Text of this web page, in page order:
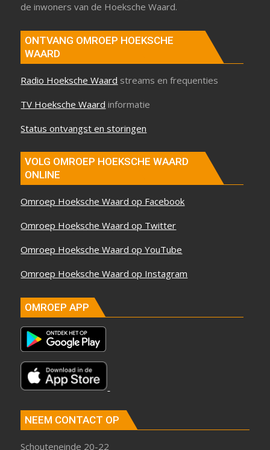
de inwoners van de Hoeksche Waard.
ONTVANG OMROEP HOEKSCHE
WAARD
Radio Hoeksche Waard streams en frequenties
TV Hoeksche Waard informatie
Status ontvangst en storingen
VOLG OMROEP HOEKSCHE WAARD
ONLINE
Omroep Hoeksche Waard op Facebook
Omroep Hoeksche Waard op Twitter
Omroep Hoeksche Waard op YouTube
Omroep Hoeksche Waard op Instagram
OMROEP APP
NEEM CONTACT OP
Schouteneinde 20-22